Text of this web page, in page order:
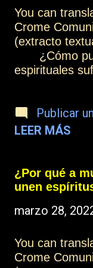
ellos está
podáis tener
Por tanto, si
estáis
vuestra vida,
You can
Crome
(extracto
¿Cómo
espirituales
transmite
ya sea a
positivos a
que nos
dará”[1], en
creación, se
cuando os
Publicar
LEER MÁS
¿Por qué a
unen
marzo 28,
You can
Crome